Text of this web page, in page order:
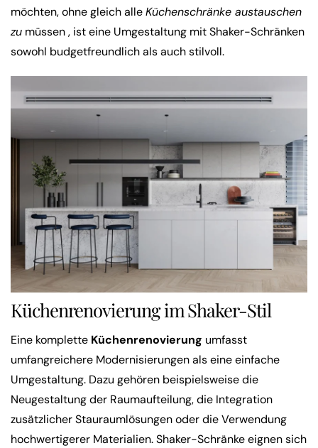
möchten, ohne gleich alleKüchenschränke austauschen
zu müssen , ist eine Umgestaltung mit Shaker-Schränken
sowohl budgetfreundlich als auch stilvoll.
Küchenrenovierung im Shaker-Stil
Eine komplette Küchenrenovierung umfasst
umfangreichere Modernisierungen als eine einfache
Umgestaltung. Dazu gehören beispielsweise die
Neugestaltung der Raumaufteilung, die Integration
zusätzlicher Stauraumlösungen oder die Verwendung
hochwertigerer Materialien. Shaker-Schränke eignen sich